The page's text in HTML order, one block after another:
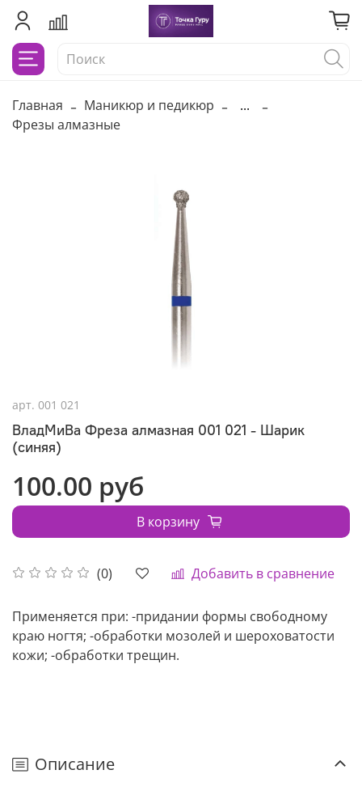
Главная Маникюр и педикюр
...
Фрезы алмазные
арт. 001 021
ВладМиВа Фреза алмазная 001 021 - Шарик
(синяя)
(0) Добавить в сравнение
100.00 руб
В корзину
Применяется при: -придании формы свободному
краю ногтя; -обработки мозолей и шероховатости
кожи; -обработки трещин.
Описание